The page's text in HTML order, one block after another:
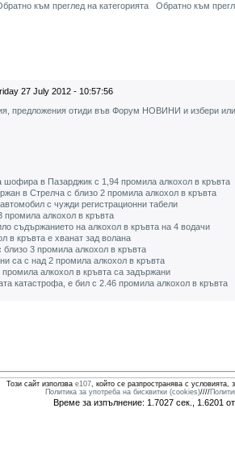
към преглед на категорията
Обратно към
27 July 2012 - 10:57:56
предложения отиди във Форум НОВИНИ и избери
в Пазарджик с 1,94 промила алкохол в кръвта
в Стрелча с близо 2 промила алкохол в кръвта
с чужди регистрационни табели
промила алкохол в кръвта
съдържанието на алкохол в кръвта на 4 водачи
в кръвта е хванат зад волана
3 промила алкохол в кръвта
са с над 2 промила алкохол в кръвта
алкохол в кръвта са задържани
катастрофа, е бил с 2.46 промила алкохол в кръвта
Този сайт използва e107, който се разпространява с условията,
Политика за употреба на бисквитки (cookies)////
Време за изпълнение: 1.7027 сек., 1.6201 от